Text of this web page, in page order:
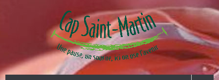
CAP SAINT MARTIN